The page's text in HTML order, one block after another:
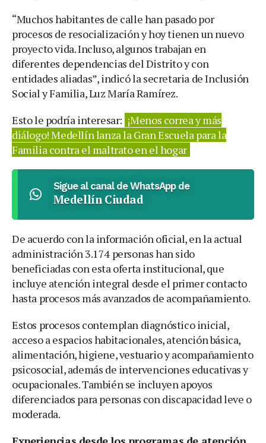
“Muchos habitantes de calle han pasado por
procesos de resocialización y hoy tienen un nuevo
proyecto vida. Incluso, algunos trabajan en
diferentes dependencias del Distrito y con
entidades aliadas”, indicó la secretaria de Inclusión
Social y Familia, Luz María Ramírez.
Esto le podría interesar: ¡Menos correa y más
diálogo! Medellín lanza la Gran Escuela para la
Familia contra el maltrato en el hogar
Sigue al canal de WhatsApp de
Medellín Ciudad
De acuerdo con la información oficial, en la actual
administración 3.174 personas han sido
beneficiadas con esta oferta institucional, que
incluye atención integral desde el primer contacto
hasta procesos más avanzados de acompañamiento.
Estos procesos contemplan diagnóstico inicial,
acceso a espacios habitacionales, atención básica,
alimentación, higiene, vestuario y acompañamiento
psicosocial, además de intervenciones educativas y
ocupacionales. También se incluyen apoyos
diferenciados para personas con discapacidad leve o
moderada.